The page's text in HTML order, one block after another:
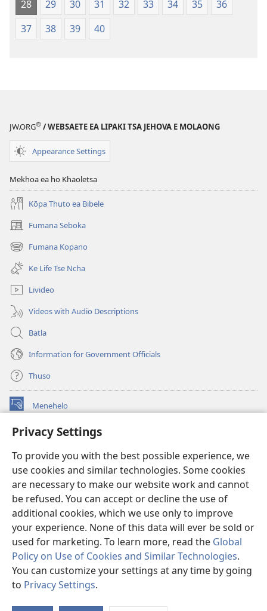
Privacy Settings
To provide you with the best possible experience, we
use cookies and similar technologies. Some cookies
are necessary to make our website work and cannot
be refused. You can accept or decline the use of
additional cookies, which we use only to improve
your experience. None of this data will ever be sold or
used for marketing. To learn more, read the Global
Policy on Use of Cookies and Similar Technologies.
You can customize your settings at any time by going
to Privacy Settings.
28
29 30 31 32 33 34 35
36
37
38 39 40
JW.ORG® / WEBSAETE EA LIPAKI TSA JEHOVA E MOLAONG
Appearance Settings
Mekhoa ea ho Khaoletsa
Kōpa Thuto ea Bibele
Fumana Seboka
(opens
new
window)
Fumana Kopano
(opens
new
window)
Ke Life Tse Ncha
Livideo
Videos with Audio Descriptions
Batla
Information for Government Officials
Thuso
Menehelo
(opens
window)Watchtower ONLINE LIBRARY
new
window)JW Hub ®
(opens
new
window)Lenaneo la
Watchtower Library
Copyright© 2026 Watch Tower Bible and Tract Society of Pennsylvania.
MELAO EA TŠEBELISO|